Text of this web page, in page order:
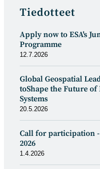
Tiedotteet
Apply now to ESA's
Programme
12.7.2026
Global Geospatial
toShape the Future
Systems
20.5.2026
Call for participation -
2026
1.4.2026